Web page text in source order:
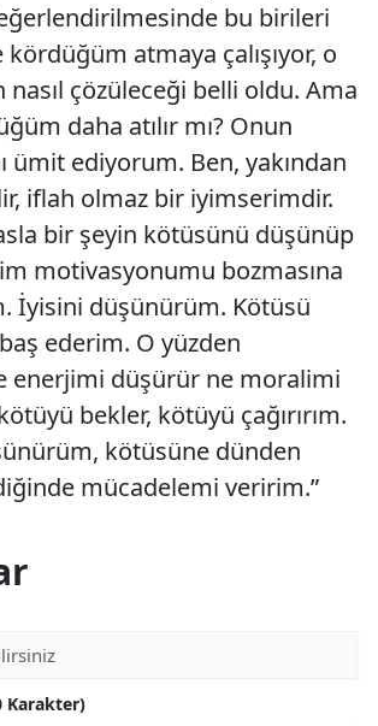
bu birileri
atmaya çalışıyor, o
çözüleceği belli oldu. Ama
daha atılır mı? Onun
ümit ediyorum. Ben, yakından
iflah olmaz bir iyimserimdir.
bir şeyin kötüsünü düşünüp
motivasyonumu bozmasına
İyisini düşünürüm. Kötüsü
ederim. O yüzden
enerjimi düşürür ne moralimi
bekler, kötüyü çağırırım.
kötüsüne dünden
mücadelemi veririm.”
Karakter)